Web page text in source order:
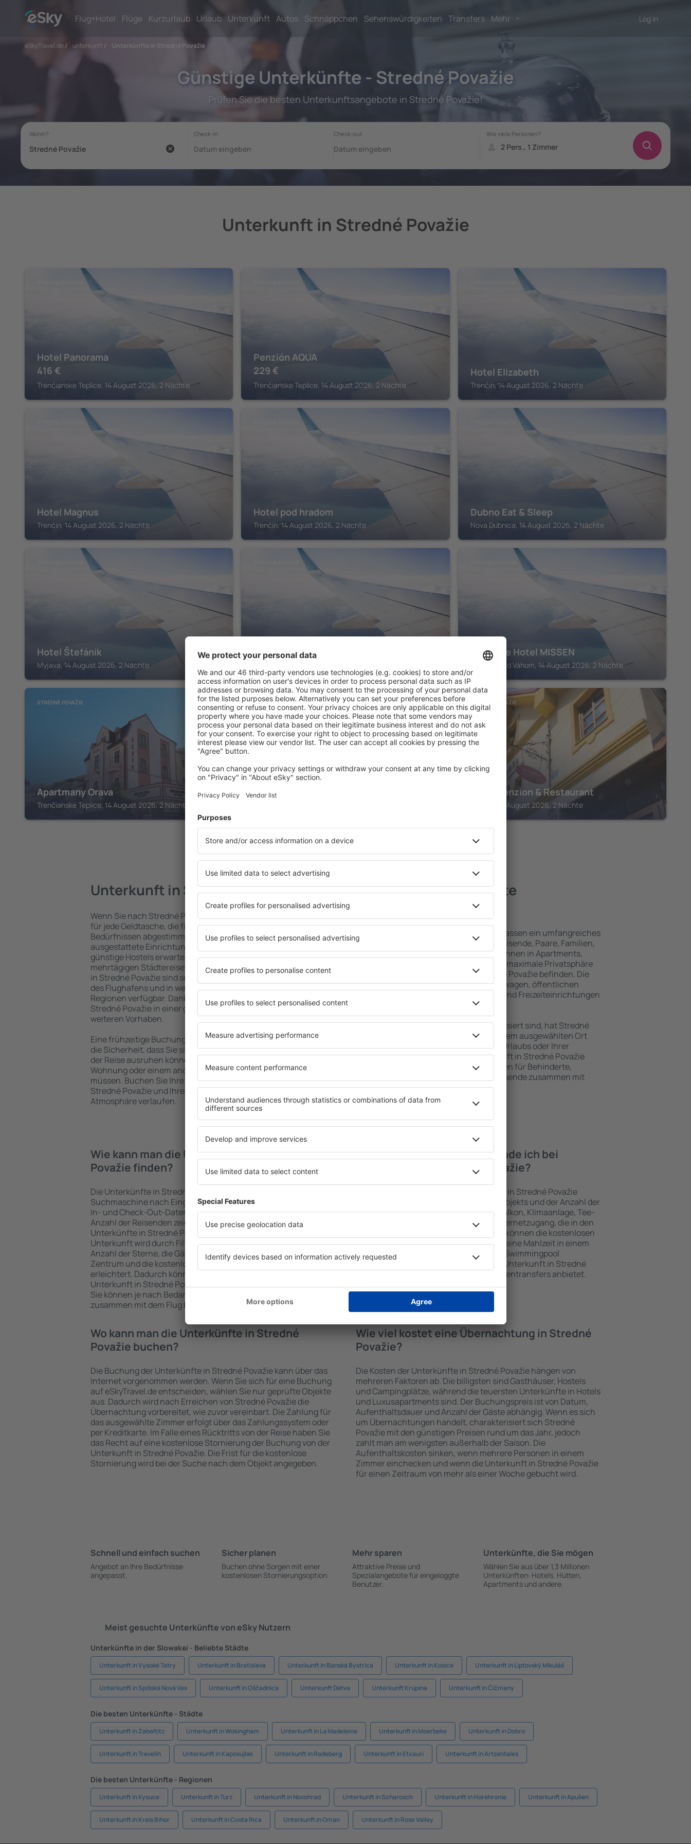
Flug+Hotel Flüge Kurzurlaub Urlaub Unterkunft Autos Schnäppchen Sehenswürdigkeiten Transfers Mehr Log in
eSkyTravel.de/ unterkunft / Unterkünfte in Stredné Považie
Günstige Unterkünfte - Stredné Považie
Prüfen Sie die besten Unterkunftsangebote in Stredné Považie!
Unterkunft in Stredné Považie
Hotel Panorama
416 €
Trenčianske Teplice, 14 August 2026, 2 Nächte
Penzión AQUA
229 €
Trenčianske Teplice, 14 August 2026, 2 Nächte
Hotel Elizabeth
Trenčín, 14 August 2026, 2 Nächte
Hotel Magnus
Trenčín, 14 August 2026, 2 Nächte
Hotel pod hradom
Trenčín, 14 August 2026, 2 Nächte
Dubno Eat & Sleep
Nova Dubnica, 14 August 2026, 2 Nächte
Hotel Štefánik
Myjava, 14 August 2026, 2 Nächte
DOHNANYI Villa by CHORS Boutique Hotel MISSEN
Dubnica nad Váhom, 14 August 2026, 2 Nächte
STREDNÉ POVAŽIE
Apartmany Orava
Trenčianske Teplice, 14 August 2026, 2 Nächte
STREDNÉ POVAŽIE
Orava- Justína
STREDNÉ POVAŽIE
Maria Penzion & Restaurant
Trenčín, 14 August 2026, 2 Nächte
Mehr Angebote prüfen in Stredné Považie
Unterkunft in Stredné Považie
Wenn Sie nach Stredné Považie reisen, finden Sie Unterkünfte
für jede Geldtasche, die für Touristen mit unterschiedlichen
Bedürfnissen abgestimmt sind. Geräumige und komfortabel
ausgestattete Einrichtungen mit vielen Annehmlichkeiten und
günstige Hostels erwarten die Besucher, wo sie während einer
mehrtägigen Städtereise übernachten können. Die Unterkünfte
in Stredné Považie sind sowohl im Zentrum als auch in der Nähe
des Flughafens und in weniger beliebten Stadtteilen oder
Regionen verfügbar. Dank dessen wählen Sie eine Unterkunft in
Stredné Považie in einer günstigen Lage, abhängig von Ihren
weiteren Vorhaben.
Eine frühzeitige Buchung der Unterkunft in Stredné Považie gibt
die Sicherheit, dass Sie sich nach dem Erreichen des Ziels nach
der Reise ausruhen können, ohne nach einem Hotel, einer
Wohnung oder einem anderen Objekt für Reisende suchen zu
müssen. Buchen Sie Ihre Unterkunft vor dem Besuch von
Stredné Považie und Ihre Reise wird in einer angenehmeren
Atmosphäre verlaufen.
Stredné Považie – beste
Die Unterkünfte in Stredné Považie umfassen ein umfangreiches
Angebot von vielen Objekten für Alleinreisende, Paare, Familien,
Senioren und Gruppen. Die Besucher können in Apartments,
Hotels und Pensionen übernachten, die maximale Privatsphäre
bieten und sich im Zentrum von Stredné Považie befinden. Die
Annehmlichkeiten wie die Nähe zu Mietwagen, öffentlichen
Verkehrsmitteln, Geschäften, Service- und Freizeiteinrichtungen
sind die Garantie einer guten Erholung.
Wenn Sie an Luxusunterkünften interessiert sind, hat Stredné
Považie ein breites Angebot für Sie. An dem ausgewählten Ort
finden Sie alles, was Sie während Ihres Urlaubs oder Ihrer
Geschäftsreise benötigen. Die Unterkunft in Stredné Považie
buchen Sie in Objekten mit Einrichtungen für Behinderte,
Säuglinge und Kleinkinder sowie für Reisende zusammen mit
Haustieren.
Wie kann man die Unterkünfte in Stredné
Považie finden?
Die Unterkünfte in Stredné Považie werden von der
Suchmaschine nach Eingabe der Fahrtrichtung und der Check-
In- und Check-Out-Daten schnell gefunden. Nach Auswahl der
Anzahl der Reisenden zeigt die Suchmaschine an, welche
Unterkünfte in Stredné Považie verfügbar sind. Die Auswahl der
Unterkunft wird durch Filter für die Art der Einrichtung und die
Anzahl der Sterne, die Gästebewertungen, die Entfernung zum
Zentrum und die kostenlose Stornierung der Buchung
erleichtert. Dadurch können Sie problemlos ganz einfach eine
Unterkunft in Stredné Považie in wenigen Minuten auswählen.
Sie können je nach Bedarf eine Unterkunft alleine oder
zusammen mit dem Flug buchen.
Welche Annehmlichkeiten finde ich bei
Unterkünften in Stredné Považie?
Die Annehmlichkeiten bei Unterkünften in Stredné Považie
hängen von der Art des ausgewählten Objekts und der Anzahl der
Sterne ab. Gäste nutzen Küchenzeile, Balkon, Klimaanlage, Tee-
und Kaffeezubehör, Handtücher und Internetzugang, die in den
Unterkünften verfügbar sind. Besucher können die kostenlosen
Parkplätze an der Unterkunft benutzen, eine Mahlzeit in einem
Restaurant bestellen oder ein Hotel mit Swimmingpool
auswählen. Sie können zusätzlich eine Unterkunft in Stredné
Považie buchen, die den Gästen Flughafentransfers anbietet.
Wo kann man die Unterkünfte in Stredné
Považie buchen?
Die Buchung der Unterkünfte in Stredné Považie kann über das
Internet vorgenommen werden. Wenn Sie sich für eine Buchung
auf eSkyTravel.de entscheiden, wählen Sie nur geprüfte Objekte
aus. Dadurch wird nach Erreichen von Stredné Považie die
Übernachtung vorbereitet, wie zuvor vereinbart. Die Zahlung für
das ausgewählte Zimmer erfolgt über das Zahlungssystem oder
per Kreditkarte. Im Falle eines Rücktritts von der Reise haben Sie
das Recht auf eine kostenlose Stornierung der Buchung von der
Unterkunft in Stredné Považie. Die Frist für die kostenlose
Stornierung wird bei der Suche nach dem Objekt angegeben.
Wie viel kostet eine Übernachtung in Stredné
Považie?
Die Kosten der Unterkünfte in Stredné Považie hängen von
mehreren Faktoren ab. Die billigsten sind Gasthäuser, Hostels
und Campingplätze, während die teuersten Unterkünfte in Hotels
und Luxusapartments sind. Der Buchungspreis ist von Datum,
Aufenthaltsdauer und Anzahl der Gäste abhängig. Wenn es sich
um Übernachtungen handelt, charakterisiert sich Stredné
Považie mit den günstigen Preisen rund um das Jahr, jedoch
zahlt man am wenigsten außerhalb der Saison. Die
Aufenthaltskosten sinken, wenn mehrere Personen in einem
Zimmer einchecken und wenn die Unterkunft in Stredné Považie
für einen Zeitraum von mehr als einer Woche gebucht wird.
Schnell und einfach suchen
Angebot an Ihre Bedürfnisse
angepasst.
Sicher planen
Buchen ohne Sorgen mit einer
kostenlosen Stornierungsoption.
Mehr sparen
Attraktive Preise und
Spezialangebote für eingeloggte
Benutzer.
Unterkünfte, die Sie mögen
Wählen Sie aus über 1,3 Millionen
Unterkünften: Hotels, Hütten,
Apartments und andere.
Meist gesuchte Unterkünfte von eSky Nutzern
Unterkünfte in der Slowakei - Beliebte Städte
Unterkunft in Vysoké Tatry Unterkunft in Bratislava Unterkunft in Banská Bystrica Unterkunft in Kosice Unterkunft in Liptovský Mikuláš
Unterkunft in Spišská Nová Ves Unterkunft in Oščadnica Unterkunft Detva Unterkunft Krupina Unterkunft in Čičmany
Die besten Unterkünfte - Städte
Unterkunft in Zabeltitz Unterkunft in Wokingham Unterkunft in La Madeleine Unterkunft in Moerbeke Unterkunft in Dobro
Unterkunft in Trevelín Unterkunft in Kaposujlak Unterkunft in Radeberg Unterkunft in Etxauri Unterkunft in Artzentales
Die besten Unterkünfte - Regionen
Unterkunft in Kysuce Unterkunft in Turz Unterkunft in Novohrad Unterkunft in Scharosch Unterkunft in Horehronie Unterkunft in Apulien
Unterkunft in Kreis Bihor Unterkunft in Costa Rica Unterkunft in Oman Unterkunft in Rose Valley